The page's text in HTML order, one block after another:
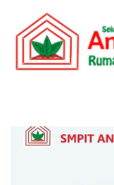
content
(Press